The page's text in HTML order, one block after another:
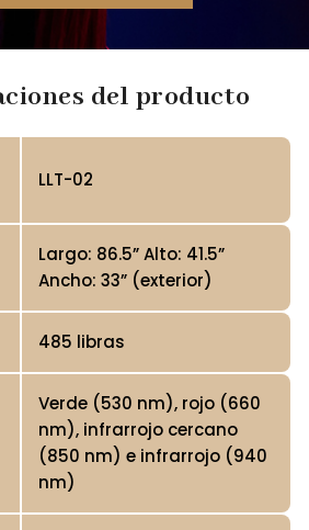
del producto
LLT-02
Largo: 86.5” Alto: 41.5”
Ancho: 33” (exterior)
485 libras
Verde (530 nm), rojo (660
nm), infrarrojo cercano
(850 nm) e infrarrojo (940
nm)